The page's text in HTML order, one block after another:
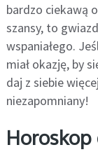
bardzo ciekawą
szansy, to
wspaniałego.
miał okazję, by
daj z siebie
niezapomniany!